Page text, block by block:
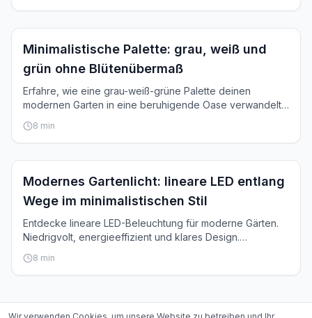
Inspiration
Minimalistische Palette: grau, weiß und
grün ohne Blütenübermaß
Erfahre, wie eine grau-weiß-grüne Palette deinen
modernen Garten in eine beruhigende Oase verwandelt.
Kein rosa, violett oder rot.
8 min
Inspiration
Modernes Gartenlicht: lineare LED entlang
Wege im minimalistischen Stil
Entdecke lineare LED-Beleuchtung für moderne Gärten.
Niedrigvolt, energieeffizient und klares Design.
Wegbeleuchtung ohne Kitsch.
8 min